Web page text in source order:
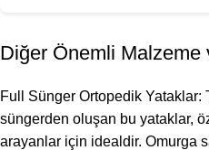
Diğer Önemli Malzeme
Full Sünger Ortopedik Yataklar:
süngerden oluşan bu yataklar,
arayanlar için idealdir. Omurga